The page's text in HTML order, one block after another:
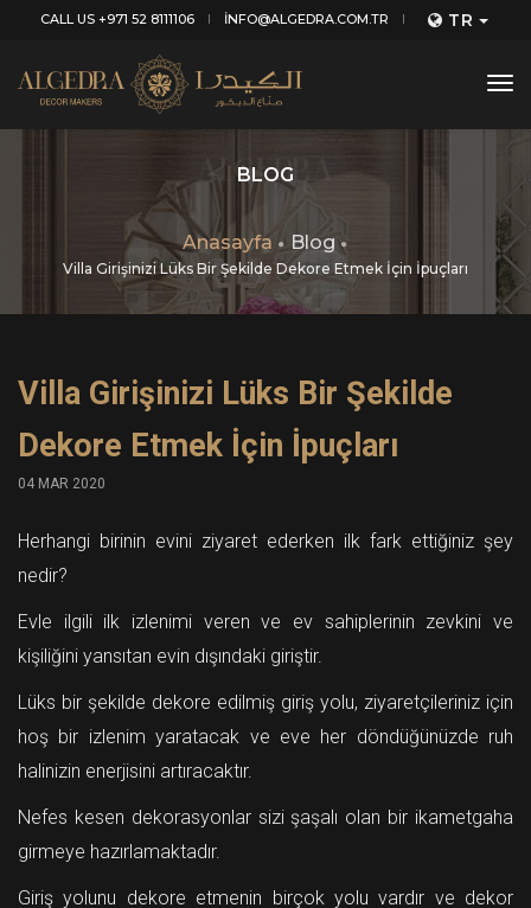
CALL US +971 52 8111106 INFO@ALGEDRA.COM.TR TR
BLOG
Anasayfa Blog
Villa Girişinizi Lüks Bir Şekilde Dekore Etmek İçin İpuçları
Villa Girişinizi Lüks Bir Şekilde
Dekore Etmek İçin İpuçları
04 MAR 2020
Herhangi birinin evini ziyaret ederken ilk fark ettiğiniz şey
nedir?
Evle ilgili ilk izlenimi veren ve ev sahiplerinin zevkini ve
kişiliğini yansıtan evin dışındaki giriştir.
Lüks bir şekilde dekore edilmiş giriş yolu, ziyaretçileriniz için
hoş bir izlenim yaratacak ve eve her döndüğünüzde ruh
halinizin enerjisini artıracaktır.
Nefes kesen dekorasyonlar sizi şaşalı olan bir ikametgaha
girmeye hazırlamaktadır.
Giriş yolunu dekore etmenin birçok yolu vardır ve dekor